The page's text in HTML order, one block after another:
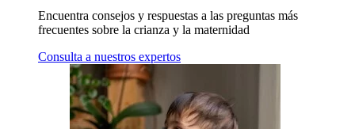
Encuentra consejos y respuestas a las preguntas más
frecuentes sobre la crianza y la maternidad
Consulta a nuestros expertos